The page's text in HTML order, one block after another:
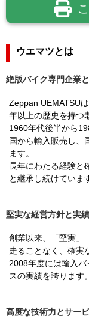
ウエマツとは
絶版バイク専門企業
Zeppan UEMATSU
年以上の歴史を持つ
1960年代後半から
国から輸入販売し、
ます。
長年にわたる経験と
と継承し続けていま
堅実な経営方針と実績
創業以来、「堅実」
走ることなく、確実
2008年度には輸入
スの実績を誇ります。
高度な技術力とサー